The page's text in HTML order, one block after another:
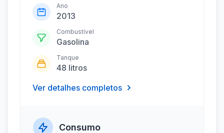
Ano
2013
Combustível
Gasolina
Tanque
48 litros
Ver detalhes completos
Consumo